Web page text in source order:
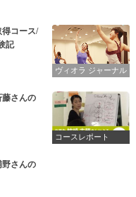
得コース/
記
ヴィオラ ジャーナル
藤さんの
コースレポート
野さんの